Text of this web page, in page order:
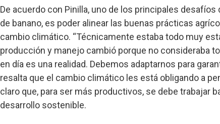
De acuerdo con Pinilla, uno de los principales
de banano, es poder alinear las buenas prácticas
cambio climático. “Técnicamente estaba todo muy
producción y manejo cambió porque no consideraba
en día es una realidad. Debemos adaptarnos para
resalta que el cambio climático les está obligando a
claro que, para ser más productivos, se debe trabajar
desarrollo sostenible.